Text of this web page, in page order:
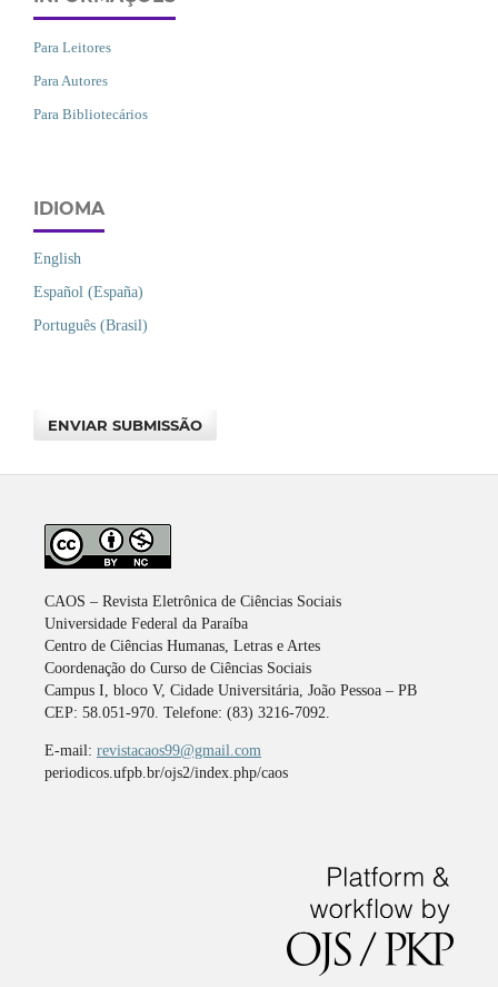
Para Leitores
Para Autores
Para Bibliotecários
IDIOMA
English
Español (España)
Português (Brasil)
ENVIAR SUBMISSÃO
CAOS – Revista Eletrônica de Ciências Sociais
Universidade Federal da Paraíba
Centro de Ciências Humanas, Letras e Artes
Coordenação do Curso de Ciências Sociais
Campus I, bloco V, Cidade Universitária, João Pessoa – PB
CEP: 58.051-970. Telefone: (83) 3216-7092.
E-mail: revistacaos99@gmail.com
periodicos.ufpb.br/ojs2/index.php/caos